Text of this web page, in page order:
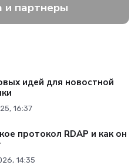
и партнеры
идей для новостной
16:37
протокол RDAP и как он
14:35